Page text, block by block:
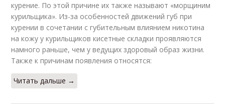
курение. По этой причине их также называют «морщиним
курильщика». Из-за особенностей движений губ при
курении в сочетании с губительным влиянием никотина
на кожу у курильщиков кисетные складки проявляются
намного раньше, чем у ведущих здоровый образ жизни.
Также к причинам появления относятся:
Читать дальше →